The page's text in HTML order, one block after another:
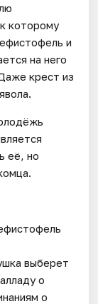
которому
и
на него
крест из
её, но
выберет
о
о